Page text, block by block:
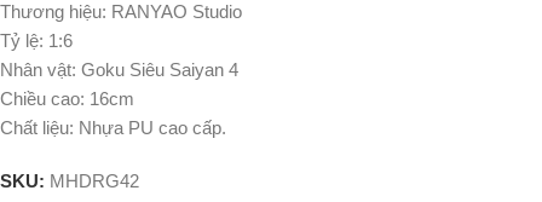
Thương hiệu: RANYAO Studio
Tỷ lệ: 1:6
Nhân vật: Goku Siêu Saiyan 4
Chiều cao: 16cm
Chất liệu: Nhựa PU cao cấp.
SKU: MHDRG42